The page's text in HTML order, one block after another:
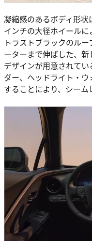
凝縮感のあるボディ形
インチの大径ホイール
トラストブラックのル
ーターまで伸ばした、
デザインが用意されて
ダー、ヘッドライト・
することにより、シーム